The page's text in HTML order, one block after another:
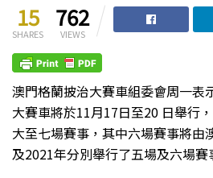
15
SHARES
762
VIEWS
澳門格蘭披治大賽車組委會周一表
大賽車將於11月17日至20 日舉行
大至七場賽事，其中六場賽事將由
及2021年分別舉行了五場及六場賽